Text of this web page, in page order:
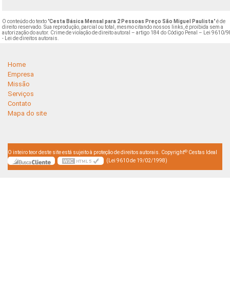
O conteúdo do texto "Cesta Básica Mensal para 2 Pessoas Preço São Miguel Paulista" é de
direito reservado. Sua reprodução, parcial ou total, mesmo citando nossos links, é proibida sem a
autorização do autor. Crime de violação de direito autoral – artigo 184 do Código Penal –
Lei 9610/
- Lei de direitos autorais
Home
Empresa
Missão
Serviços
Contato
Mapa do site
O inteiro teor deste site está sujeito à proteção de direitos autorais. Copyright© Cestas Ideal
(Lei 9610 de 19/02/1998)